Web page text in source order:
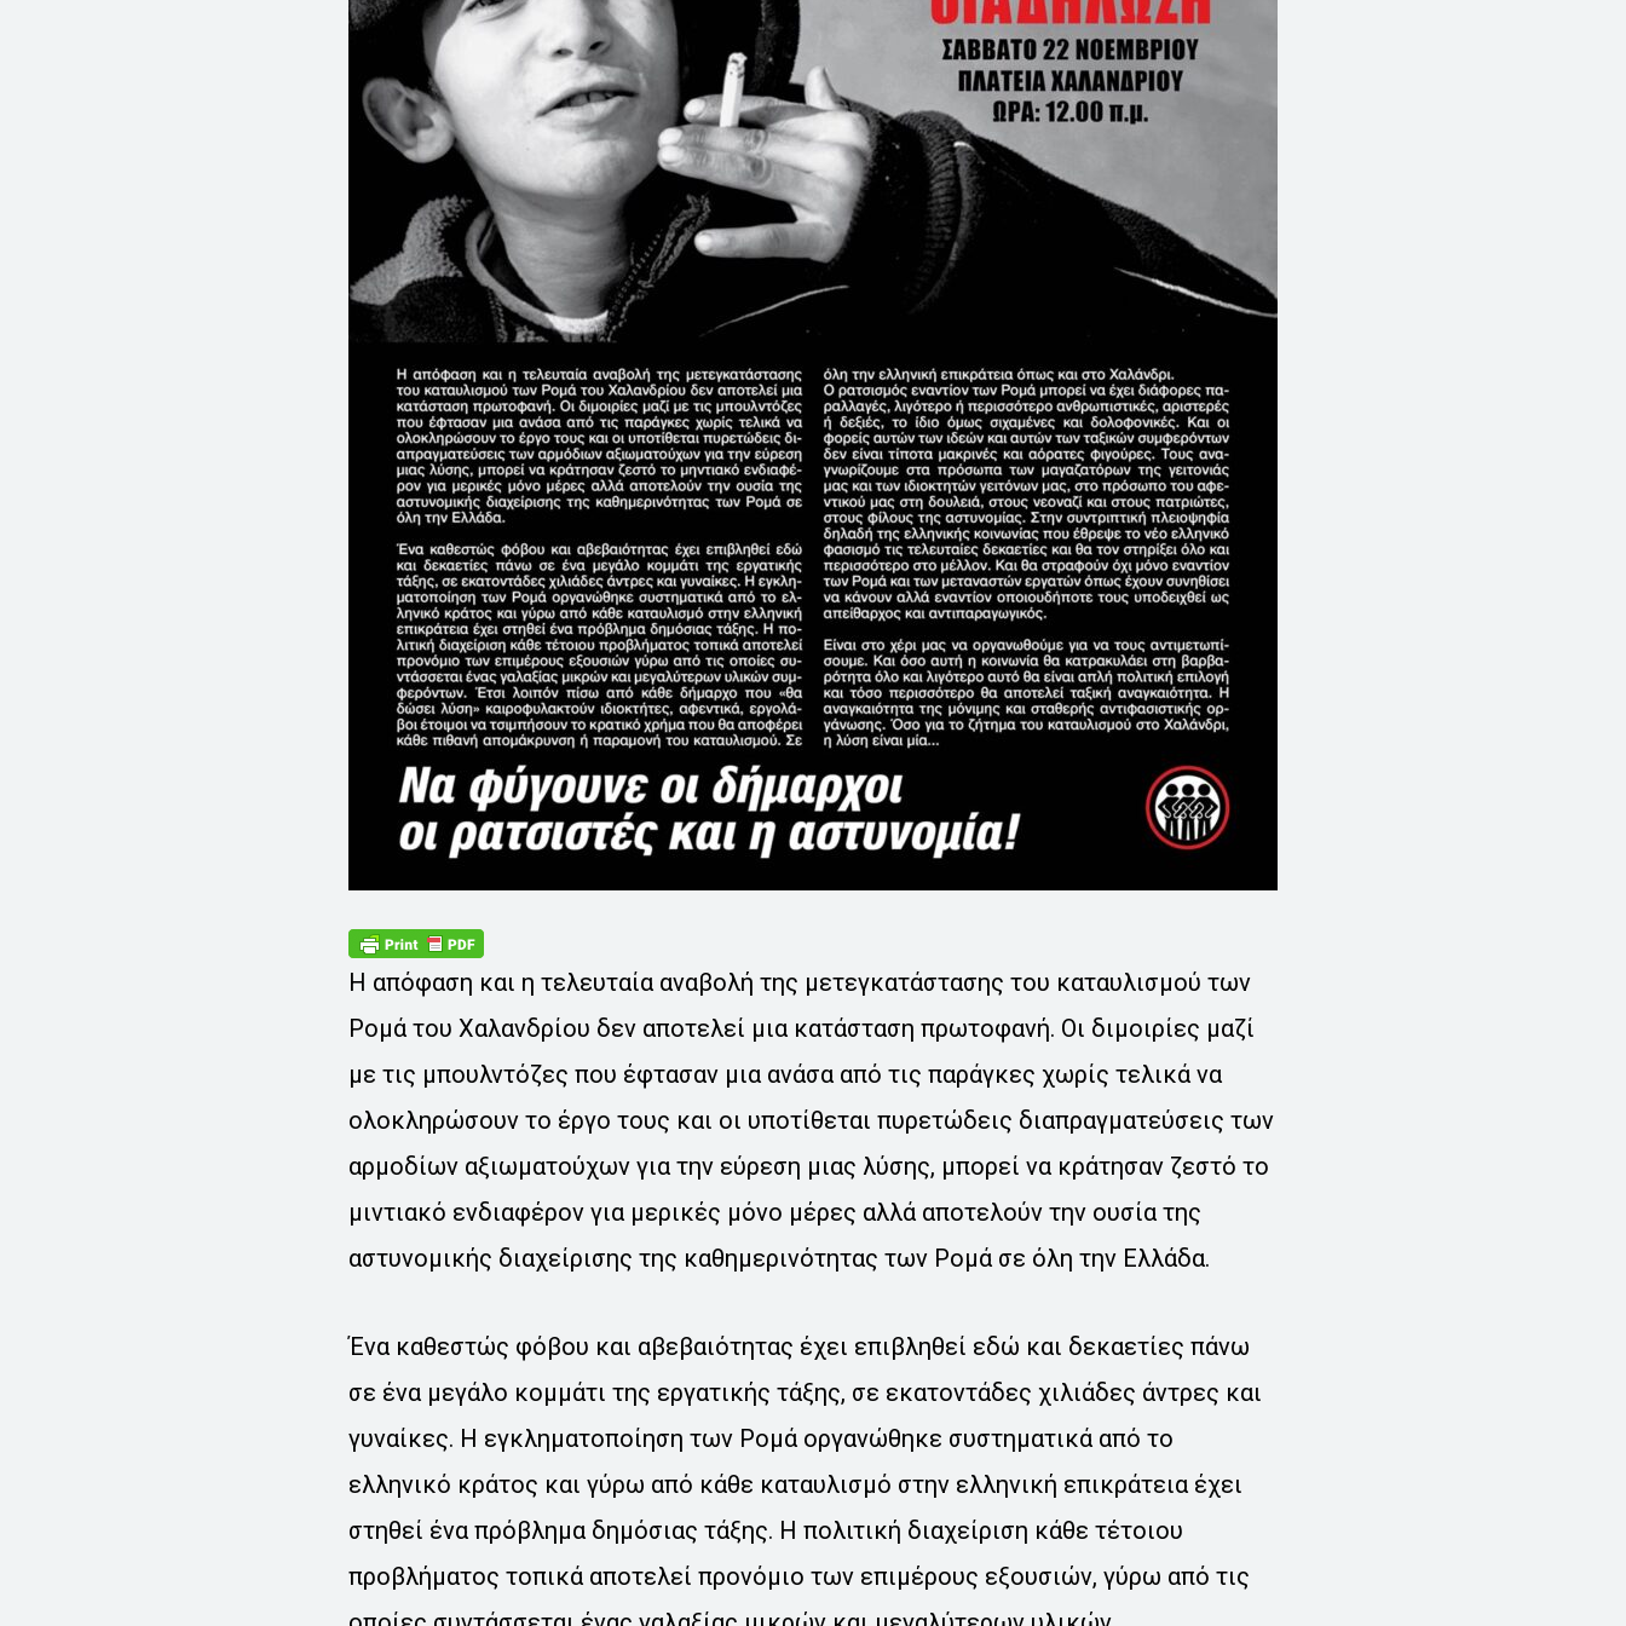
Η απόφαση και η τελευταία αναβολή της μετεγκατάστασης του καταυλισμού των
Ρομά του Χαλανδρίου δεν αποτελεί μια κατάσταση πρωτοφανή. Οι διμοιρίες μαζί
με τις μπουλντόζες που έφτασαν μια ανάσα από τις παράγκες χωρίς τελικά να
ολοκληρώσουν το έργο τους και οι υποτίθεται πυρετώδεις διαπραγματεύσεις των
αρμοδίων αξιωματούχων για την εύρεση μιας λύσης, μπορεί να κράτησαν ζεστό το
μιντιακό ενδιαφέρον για μερικές μόνο μέρες αλλά αποτελούν την ουσία της
αστυνομικής διαχείρισης της καθημερινότητας των Ρομά σε όλη την Ελλάδα.
Ένα καθεστώς φόβου και αβεβαιότητας έχει επιβληθεί εδώ και δεκαετίες πάνω
σε ένα μεγάλο κομμάτι της εργατικής τάξης, σε εκατοντάδες χιλιάδες άντρες και
γυναίκες. Η εγκληματοποίηση των Ρομά οργανώθηκε συστηματικά από το
ελληνικό κράτος και γύρω από κάθε καταυλισμό στην ελληνική επικράτεια έχει
στηθεί ένα πρόβλημα δημόσιας τάξης. Η πολιτική διαχείριση κάθε τέτοιου
προβλήματος τοπικά αποτελεί προνόμιο των επιμέρους εξουσιών, γύρω από τις